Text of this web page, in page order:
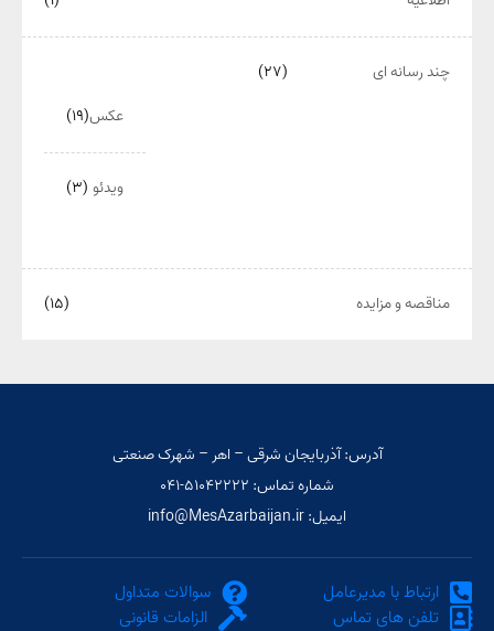
چند رسانه ای
(۲۷)
عکس(۱۹)
ویدئو (۳)
مناقصه و مزایده (۱۵)
آدرس: آذربایجان شرقی – اهر – شهرک صنعتی
شماره تماس: ۵۱۰۴۲۲۲۲-۰۴۱
ایمیل: info@MesAzarbaijan.ir
ارتباط با مدیرعامل
تلفن های تماس
سوالات متداول
الزامات قانونی